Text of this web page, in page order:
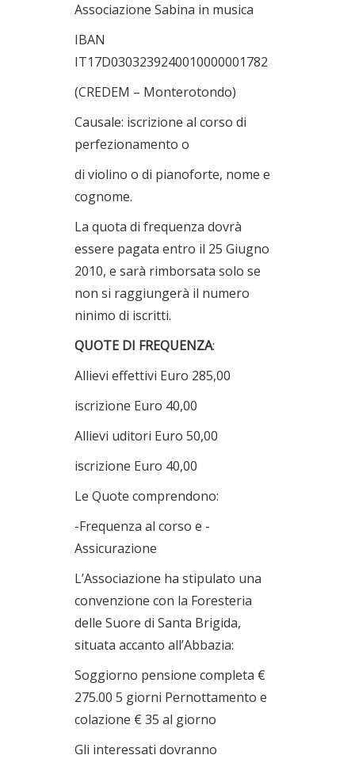
Associazione Sabina in musica
IBAN
IT17D0303239240010000001782
(CREDEM – Monterotondo)
Causale: iscrizione al corso di
perfezionamento o
di violino o di pianoforte, nome e
cognome.
La quota di frequenza dovrà
essere pagata entro il 25 Giugno
2010, e sarà rimborsata solo se
non si raggiungerà il numero
ninimo di iscritti.
QUOTE DI FREQUENZA:
Allievi effettivi Euro 285,00
iscrizione Euro 40,00
Allievi uditori Euro 50,00
iscrizione Euro 40,00
Le Quote comprendono:
-Frequenza al corso e -
Assicurazione
L’Associazione ha stipulato una
convenzione con la Foresteria
delle Suore di Santa Brigida,
situata accanto all’Abbazia:
Soggiorno pensione completa €
275.00 5 giorni Pernottamento e
colazione € 35 al giorno
Gli interessati dovranno